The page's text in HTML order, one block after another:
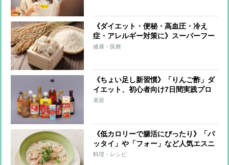
《ダイエット・便秘・高血圧・冷え
症・アレルギー対策に》スーパーフー
ド「酒粕」驚きの発酵パワーを解説！
健康・医療
《ちょい足し新習慣》「りんご酢」ダ
イエット、初心者向け7日間実践プロ
グラムを紹介！ 脂肪を燃やす力を高
美容
《低カロリーで腸活にぴったり》「パ
ッタイ」や「フォー」など人気エスニ
ックも！腸スッキリはるさめレシピ6
料理・レシピ